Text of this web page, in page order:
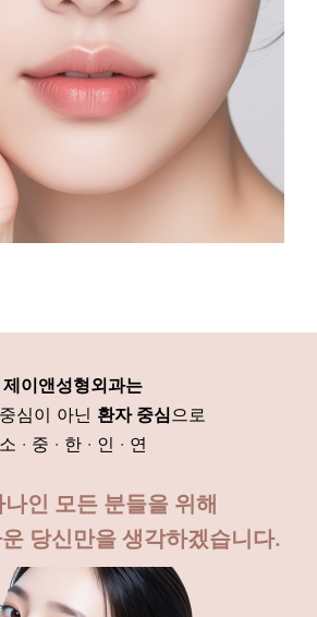
제이앤성형외과는
심이 아닌 환자 중심으로
소 · 중 · 한 · 인 · 연
인 모든 분들을 위해
당신만을 생각하겠습니다.